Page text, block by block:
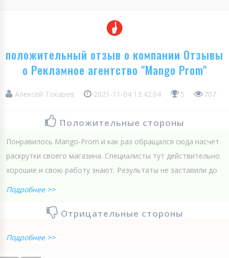
положительный отзыв о компании Отзывы
о Рекламное агентство "Mango Prom"
Алексей Токарев 2021-11-04 13:42:04 5 707
Положительные стороны
Понравилось Mango-Prom и как раз обращался сюда насчет
раскрутки своего магазина. Специалисты тут действительно
хорошие и свою работу знают. Результаты не заставили до
Подробнее >>
Отрицательные стороны
Подробнее >>